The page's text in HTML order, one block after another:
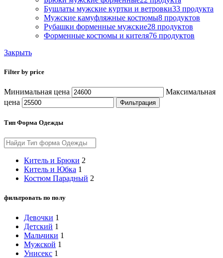
Бушлаты мужские куртки и ветровки33 продукта
Мужские камуфляжные костюмы8 продуктов
Рубашки форменные мужские28 продуктов
Форменные костюмы и кителя76 продуктов
Закрыть
Filter by price
Минимальная цена
Максимальная
цена
Фильтрация
Тип Форма Одежды
Китель и Брюки 2
Китель и Юбка 1
Костюм Парадный 2
фильтровать по полу
Девочки 1
Детский 1
Мальчики 1
Мужской 1
Унисекс 1